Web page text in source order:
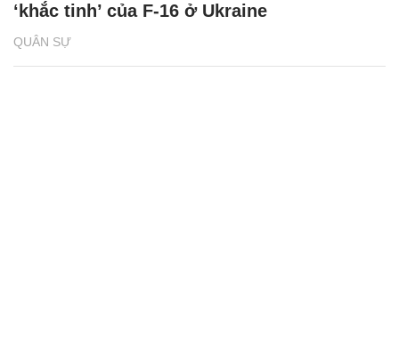
QUÂN SỰ
‘khắc tinh’ của F-16 ở Ukraine